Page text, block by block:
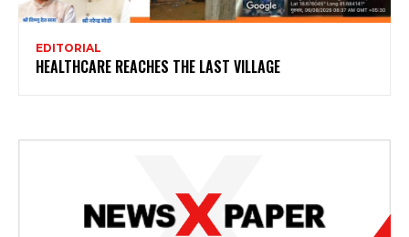
EDITORIAL
HEALTHCARE REACHES THE LAST VILLAGE